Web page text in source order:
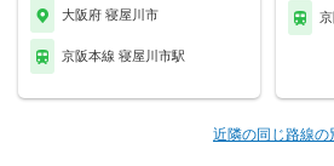
大阪府 寝屋川市
京阪本線 寝屋川市駅
近隣の同じ路線の